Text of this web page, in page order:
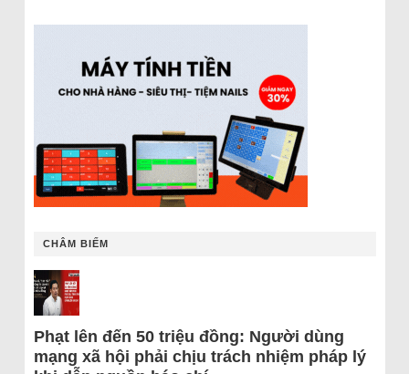
CHÂM BIẾM
Phạt lên đến 50 triệu đồng: Người dùng
mạng xã hội phải chịu trách nhiệm pháp lý